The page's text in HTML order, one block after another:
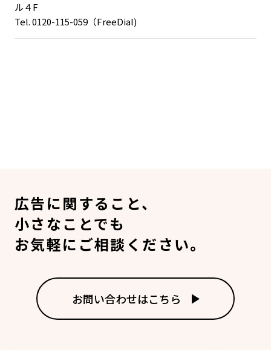
ル４F
Tel.0120-115-059 （FreeDial)
広告に関すること、
小さなことでも
お気軽にご相談ください。
お問い合わせはこちら